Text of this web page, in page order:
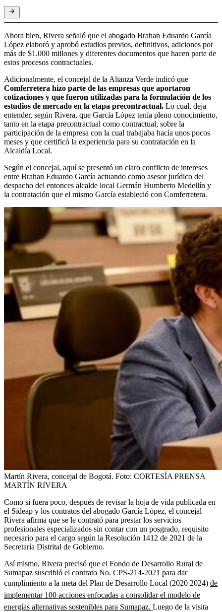
Ahora bien, Rivera señaló que el abogado Brahan Eduardo García
López elaboró y aprobó estudios previos, definitivos, adiciones por
más de $1.000 millones y diferentes documentos que hacen parte de
estos procesos contractuales.
Adicionalmente, el concejal de la Alianza Verde indicó que
Comferretera hizo parte de las empresas que aportaron
cotizaciones y que fueron utilizadas para la formulación de los
estudios de mercado en la etapa precontractual. Lo cual, deja
entender, según Rivera, que García López tenía pleno conocimiento,
tanto en la etapa precontractual como contractual, sobre la
participación de la empresa con la cual trabajaba hacía unos pocos
meses y que certificó la experiencia para su contratación en la
Alcaldía Local.
Según el concejal, aquí se presentó un claro conflicto de intereses
entre Brahan Eduardo García actuando como asesor jurídico del
despacho del entonces alcalde local Germán Humberto Medellín y
la contratación que el mismo García estableció con Comferretera.
Martín Rivera, concejal de Bogotá. Foto: CORTESÍA PRENSA
MARTÍN RIVERA
Como si fuera poco, después de revisar la hoja de vida publicada en
el Sideap y los contratos del abogado García López, el concejal
Rivera afirma que se le contrató para prestar los servicios
profesionales especializados sin contar con un posgrado, requisito
necesario para el cargo según la Resolución 1412 de 2021 de la
Secretaría Distrital de Gobierno.
Así mismo, Rivera precisó que el Fondo de Desarrollo Rural de
Sumapaz suscribió el contrato No. CPS-214-2021 para dar
cumplimiento a la meta del Plan de Desarrollo Local (2020 2024) de
implementar 100 acciones enfocadas a consolidar el modelo de
energías alternativas sostenibles para Sumapaz. Luego de la visita